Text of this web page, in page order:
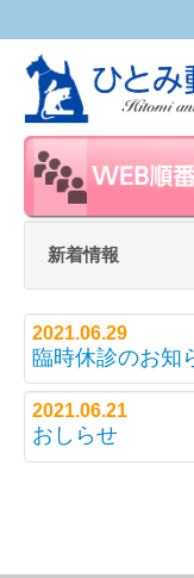
病院案内
交通アクセス
ワンポイントアド
スタッフ紹介
求人・採用情報
新着情報
2021.06.29
臨時休診のお知
2021.06.21
おしらせ